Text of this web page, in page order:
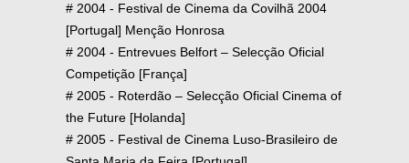
# 2004 - Festival de Cinema da Covilhã 2004
[Portugal] Menção Honrosa
# 2004 - Entrevues Belfort – Selecção Oficial
Competição [França]
# 2005 - Roterdão – Selecção Oficial Cinema of
the Future [Holanda]
# 2005 - Festival de Cinema Luso-Brasileiro de